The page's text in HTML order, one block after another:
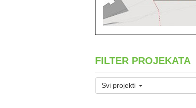
FILTER PROJEKATA
Svi projekti